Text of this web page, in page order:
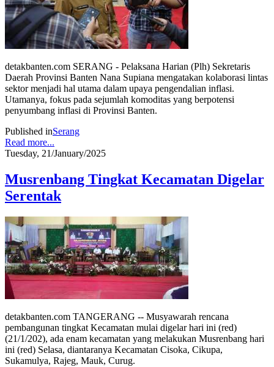
detakbanten.com SERANG - Pelaksana Harian (Plh) Sekretaris
Daerah Provinsi Banten Nana Supiana mengatakan kolaborasi lintas
sektor menjadi hal utama dalam upaya pengendalian inflasi.
Utamanya, fokus pada sejumlah komoditas yang berpotensi
penyumbang inflasi di Provinsi Banten.
Published inSerang
Read more...
Tuesday, 21/January/2025
Musrenbang Tingkat Kecamatan Digelar
Serentak
detakbanten.com TANGERANG -- Musyawarah rencana
pembangunan tingkat Kecamatan mulai digelar hari ini (red)
(21/1/202), ada enam kecamatan yang melakukan Musrenbang hari
ini (red) Selasa, diantaranya Kecamatan Cisoka, Cikupa,
Sukamulya, Rajeg, Mauk, Curug.